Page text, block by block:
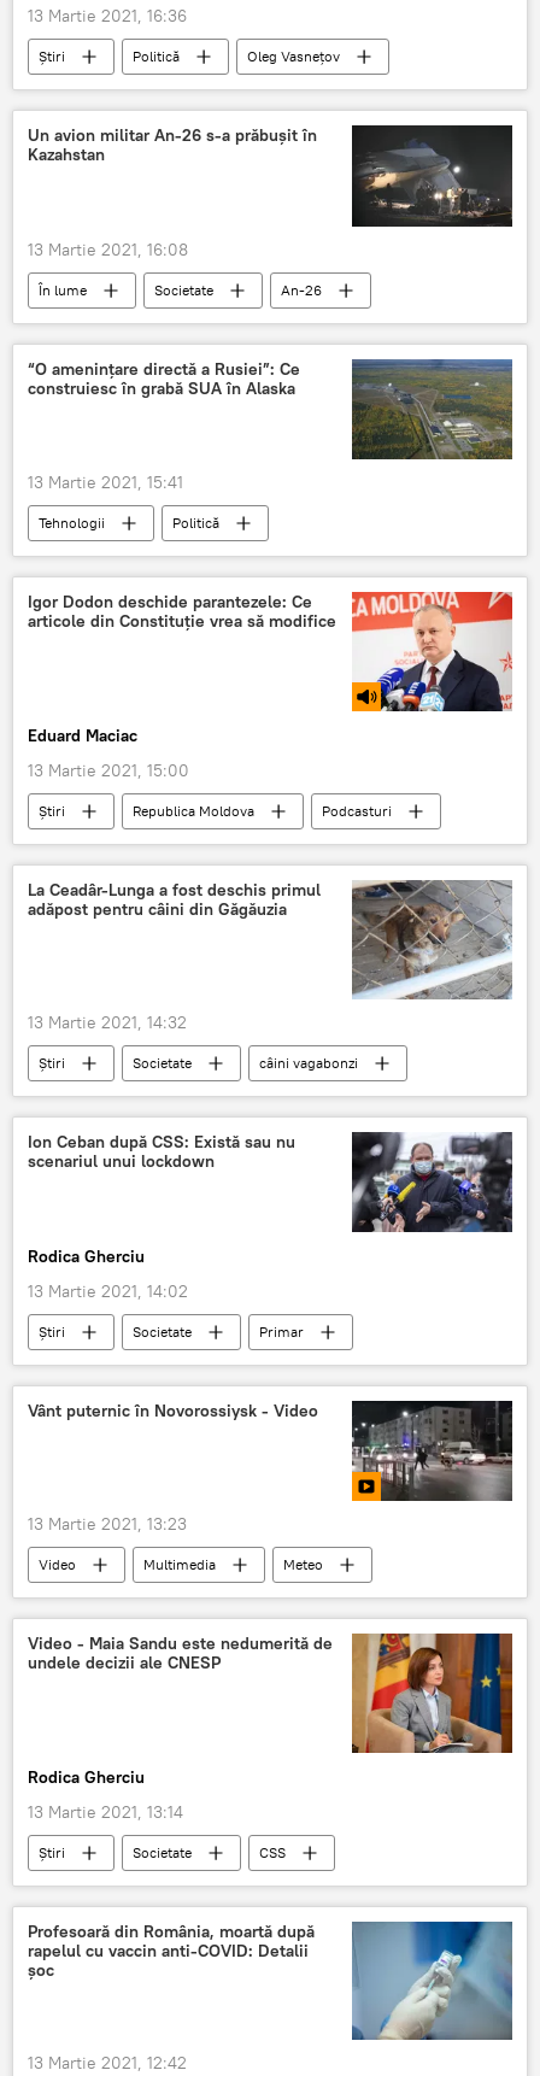
13 Martie 2021, 16:36
Știri Politică
Oleg Vasnețov
Zinaida Greceanîi
Parlament
Un avion militar An-26 s-a prăbușit în
Kazahstan
13 Martie 2021, 16:08
În lume Societate
An-26
prăbușit
Kazahstan
“O amenințare directă a Rusiei”: Ce
construiesc în grabă SUA în Alaska
13 Martie 2021, 15:41
Tehnologii
Politică
Relații internaționale
radar
rachete
amenințare
Rusia Pentagon
Igor Dodon deschide parantezele: Ce
articole din Constituție vrea să modifice
Eduard Maciac
13 Martie 2021, 15:00
Știri Republica Moldova
Podcasturi
Politică
Podcasturi
modificarea Constituției
atribuțiile șefului statului
La Ceadâr-Lunga a fost deschis primul
adăpost pentru câini din Găgăuzia
13 Martie 2021, 14:32
Știri Societate
câini vagabonzi
Găgăuzia
sterilizare Ceadâr-Lunga
Ion Ceban după CSS: Există sau nu
scenariul unui lockdown
Rodica Gherciu
13 Martie 2021, 14:02
Știri Societate
Primar
Ion Ceban
ședința CSS CSS
Vânt puternic în Novorossiysk - Video
13 Martie 2021, 13:23
Video Multimedia Meteo
Video - Maia Sandu este nedumerită de
undele decizii ale CNESP
Rodica Gherciu
13 Martie 2021, 13:14
Știri Societate
CSS
ședința CSS
pandemie
Profesoară din România, moartă după
rapelul cu vaccin anti-COVID: Detalii
șoc
13 Martie 2021, 12:42